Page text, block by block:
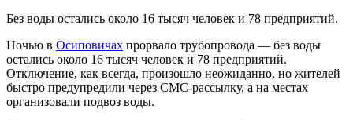
Без воды остались около 16 тысяч человек и 78 предприятий.
Ночью в Осиповичах прорвало трубопровода — без воды
остались около 16 тысяч человек и 78 предприятий.
Отключение, как всегда, произошло неожиданно, но жителей
быстро предупредили через СМС-рассылку, а на местах
организовали подвоз воды.